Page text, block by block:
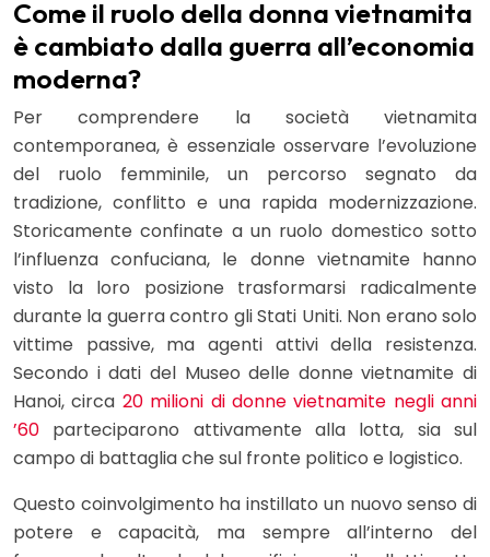
Come il ruolo della donna vietnamita
è cambiato dalla guerra all’economia
moderna?
Per comprendere la società vietnamita
contemporanea, è essenziale osservare l’evoluzione
del ruolo femminile, un percorso segnato da
tradizione, conflitto e una rapida modernizzazione.
Storicamente confinate a un ruolo domestico sotto
l’influenza confuciana, le donne vietnamite hanno
visto la loro posizione trasformarsi radicalmente
durante la guerra contro gli Stati Uniti. Non erano solo
vittime passive, ma agenti attivi della resistenza.
Secondo i dati del Museo delle donne vietnamite di
Hanoi, circa 20 milioni di donne vietnamite negli anni
’60 parteciparono attivamente alla lotta, sia sul
campo di battaglia che sul fronte politico e logistico.
Questo coinvolgimento ha instillato un nuovo senso di
potere e capacità, ma sempre all’interno del